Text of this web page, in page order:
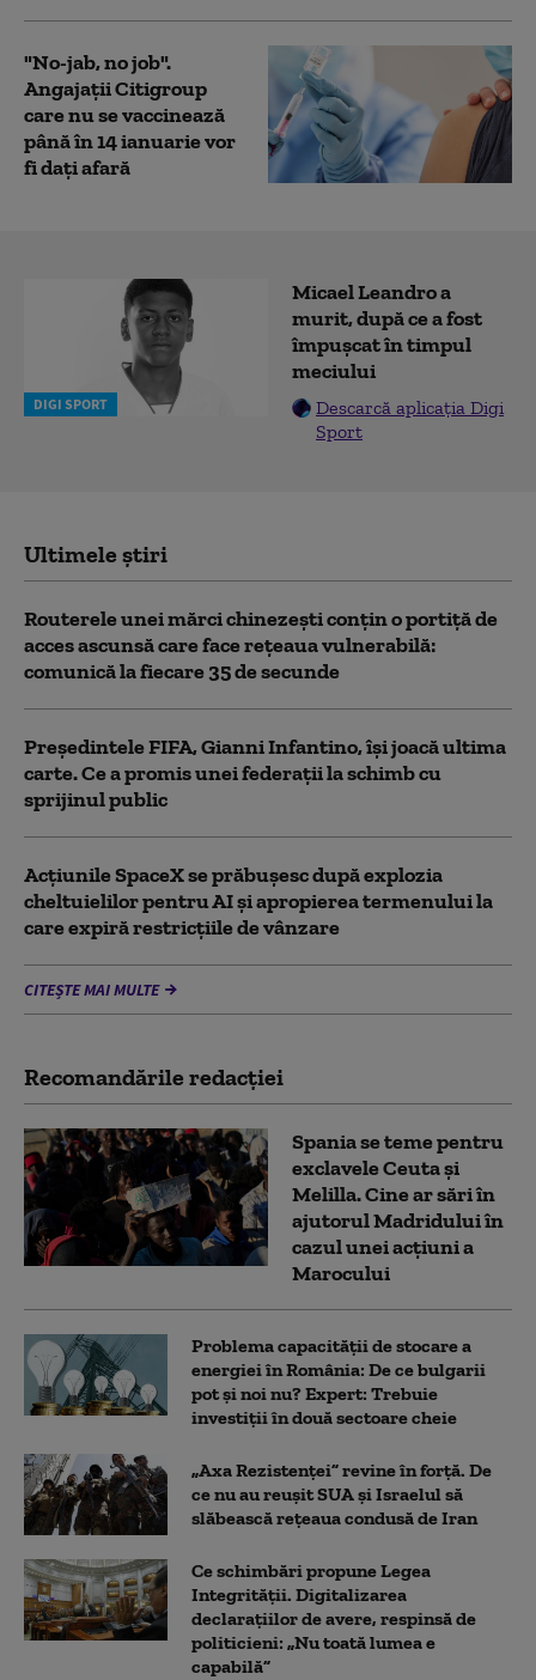
"No-jab, no job".
Angajaţii Citigroup
care nu se vaccinează
până în 14 ianuarie vor
fi dați afară
DIGI SPORT
Micael Leandro a
murit, după ce a fost
împușcat în timpul
meciului
Descarcă aplicația Digi
Sport
Ultimele știri
Routerele unei mărci chinezești conțin o portiță de
acces ascunsă care face rețeaua vulnerabilă:
comunică la fiecare 35 de secunde
Președintele FIFA, Gianni Infantino, îşi joacă ultima
carte. Ce a promis unei federații la schimb cu
sprijinul public
Acţiunile SpaceX se prăbuşesc după explozia
cheltuielilor pentru AI şi apropierea termenului la
care expiră restricţiile de vânzare
CITEȘTE MAI MULTE
Recomandările redacţiei
Spania se teme pentru
exclavele Ceuta și
Melilla. Cine ar sări în
ajutorul Madridului în
cazul unei acțiuni a
Marocului
Problema capacității de stocare a
energiei în România: De ce bulgarii
pot și noi nu? Expert: Trebuie
investiții în două sectoare cheie
„Axa Rezistenței” revine în forță. De
ce nu au reușit SUA și Israelul să
slăbească rețeaua condusă de Iran
Ce schimbări propune Legea
Integrității. Digitalizarea
declarațiilor de avere, respinsă de
politicieni: „Nu toată lumea e
capabilă”